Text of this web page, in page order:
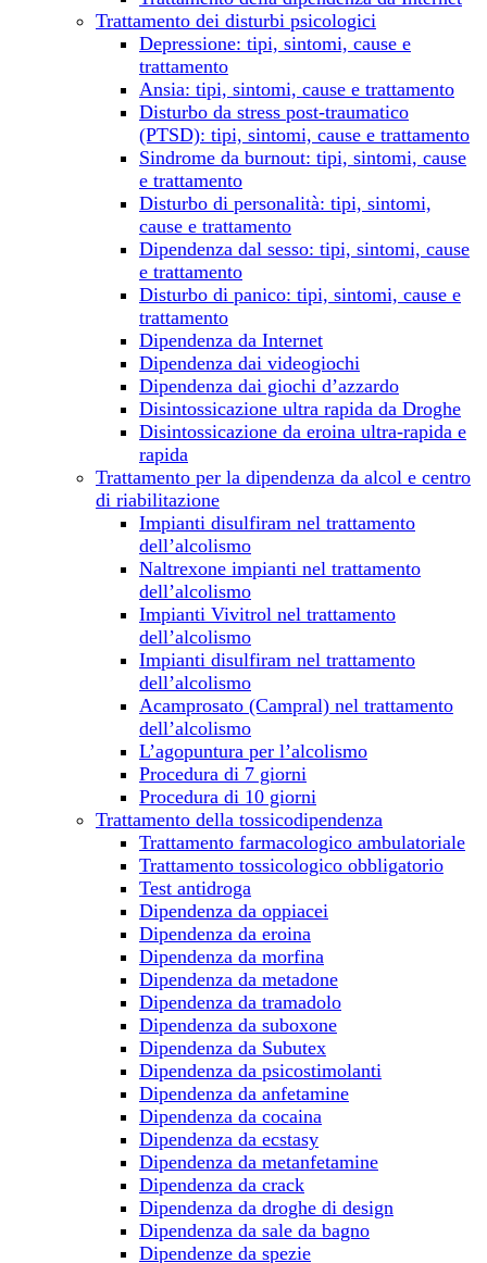
Trattamento dei disturbi psicologici
Depressione: tipi, sintomi, cause e
trattamento
Ansia: tipi, sintomi, cause e trattamento
Disturbo da stress post-traumatico
(PTSD): tipi, sintomi, cause e trattamento
Sindrome da burnout: tipi, sintomi, cause
e trattamento
Disturbo di personalità: tipi, sintomi,
cause e trattamento
Dipendenza dal sesso: tipi, sintomi, cause
e trattamento
Disturbo di panico: tipi, sintomi, cause e
trattamento
Dipendenza da Internet
Dipendenza dai videogiochi
Dipendenza dai giochi d’azzardo
Disintossicazione ultra rapida da Droghe
Disintossicazione da eroina ultra-rapida e
rapida
Trattamento per la dipendenza da alcol e centro
di riabilitazione
Impianti disulfiram nel trattamento
dell’alcolismo
Naltrexone impianti nel trattamento
dell’alcolismo
Impianti Vivitrol nel trattamento
dell’alcolismo
Impianti disulfiram nel trattamento
dell’alcolismo
Acamprosato (Campral) nel trattamento
dell’alcolismo
L’agopuntura per l’alcolismo
Procedura di 7 giorni
Procedura di 10 giorni
Trattamento della tossicodipendenza
Trattamento farmacologico ambulatoriale
Trattamento tossicologico obbligatorio
Test antidroga
Dipendenza da oppiacei
Dipendenza da eroina
Dipendenza da morfina
Dipendenza da metadone
Dipendenza da tramadolo
Dipendenza da suboxone
Dipendenza da Subutex
Dipendenza da psicostimolanti
Dipendenza da anfetamine
Dipendenza da cocaina
Dipendenza da ecstasy
Dipendenza da metanfetamine
Dipendenza da crack
Dipendenza da droghe di design
Dipendenza da sale da bagno
Dipendenze da spezie